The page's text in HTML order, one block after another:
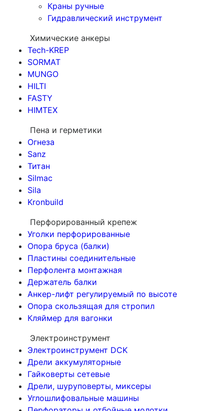
Краны ручные
Гидравлический инструмент
Химические анкеры
Tech-KREP
SORMAT
MUNGO
HILTI
FASTY
HIMTEX
Пена и герметики
Огнеза
Sanz
Титан
Silmac
Sila
Kronbuild
Перфорированный крепеж
Уголки перфорированные
Опора бруса (балки)
Пластины соединительные
Перфолента монтажная
Держатель балки
Анкер-лифт регулируемый по высоте
Опора скользящая для стропил
Кляймер для вагонки
Электроинструмент
Электроинструмент DCK
Дрели аккумуляторные
Гайковерты сетевые
Дрели, шуруповерты, миксеры
Углошлифовальные машины